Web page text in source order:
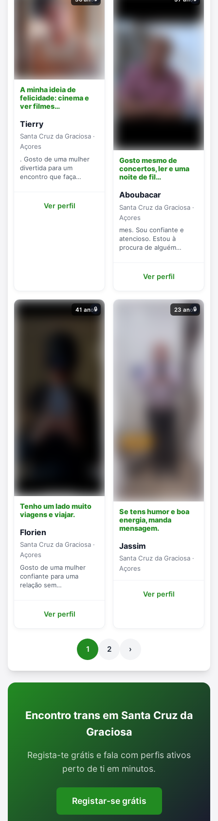
A minha ideia de
felicidade: cinema e
ver filmes…
Tierry
Santa Cruz da Graciosa ·
Açores
. Gosto de uma mulher
divertida para um
encontro que faça
Ver perfil
Gosto mesmo de
concertos, ler e uma
noite de fil…
Aboubacar
Santa Cruz da Graciosa ·
Açores
mes. Sou confiante e
atencioso. Estou à
procura de alguém
Ver perfil
41 anos
🔒
Tenho um lado muito
viagens e viajar.
Florien
Santa Cruz da Graciosa ·
Açores
Gosto de uma mulher
confiante para uma
relação sem
Ver perfil
23 anos
🔒
Se tens humor e boa
energia, manda
mensagem.
Jassim
Santa Cruz da Graciosa ·
Açores
Ver perfil
1 2 ›
Encontro trans em Santa Cruz da
Graciosa
Regista-te grátis e fala com perfis ativos
perto de ti em minutos.
Registar-se grátis